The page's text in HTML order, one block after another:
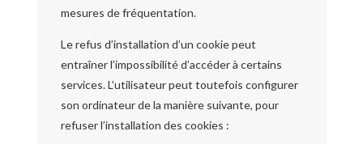
mesures de fréquentation.
Le refus d’installation d’un cookie peut
entraîner l’impossibilité d’accéder à certains
services. L’utilisateur peut toutefois configurer
son ordinateur de la manière suivante, pour
refuser l’installation des cookies :